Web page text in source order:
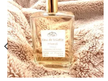
Ajouter
à la
wishlist